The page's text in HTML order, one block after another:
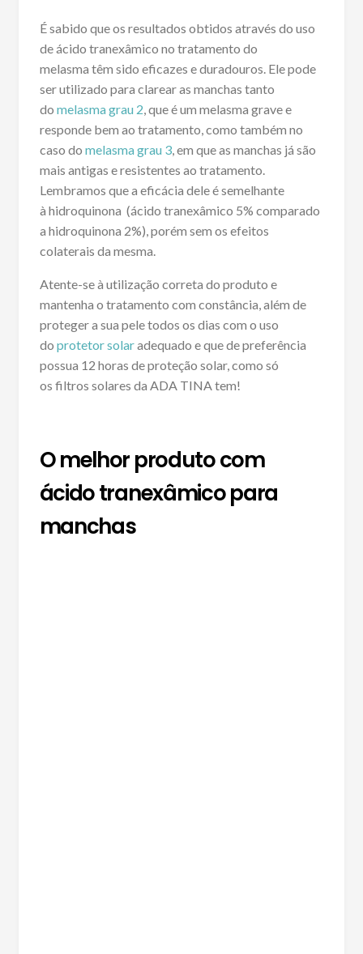
É sabido que os resultados obtidos através do uso
de ácido tranexâmico no tratamento do
melasma têm sido eficazes e duradouros. Ele pode
ser utilizado para clarear as manchas tanto
do melasma grau 2, que é um melasma grave e
responde bem ao tratamento, como também no
caso do melasma grau 3, em que as manchas já são
mais antigas e resistentes ao tratamento.
Lembramos que a eficácia dele é semelhante
à hidroquinona (ácido tranexâmico 5% comparado
a hidroquinona 2%), porém sem os efeitos
colaterais da mesma.
Atente-se à utilização correta do produto e
mantenha o tratamento com constância, além de
proteger a sua pele todos os dias com o uso
do protetor solaradequado e que de preferência
possua 12 horas de proteção solar, como só
os filtros solares da ADA TINA tem!
O melhor produto com
ácido tranexâmico para
manchas